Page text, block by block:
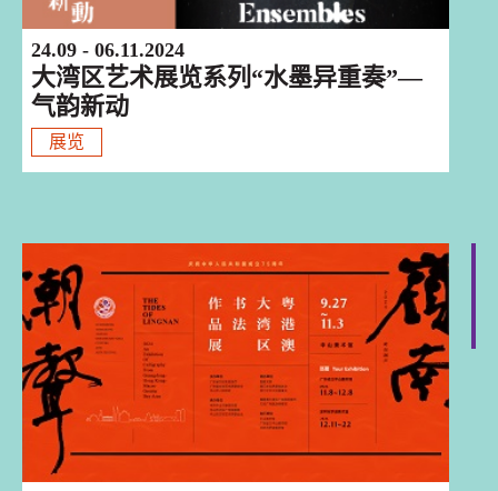
24.09 - 06.11.2024
大湾区艺术展览系列“水墨异重奏”—
气韵新动
展览